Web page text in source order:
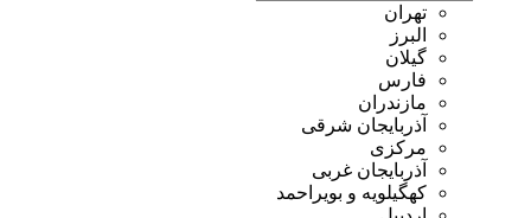
تهران
البرز
گیلان
فارس
مازندران
آذربایجان شرقی
مرکزی
آذربایجان غربی
کهگیلویه و بویراحمد